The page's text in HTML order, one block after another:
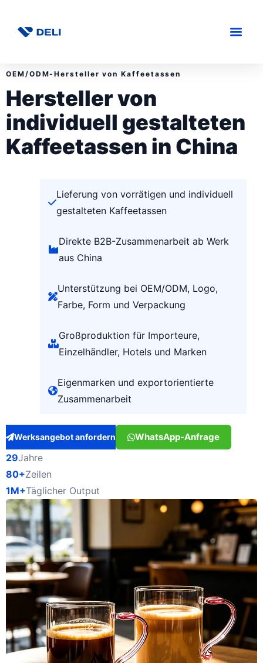
OEM/ODM-Hersteller von Kaffeetassen
Hersteller von
individuell gestalteten
Kaffeetassen in China
Lieferung von vorrätigen und individuell
gestalteten Kaffeetassen
Direkte B2B-Zusammenarbeit ab Werk
aus China
Unterstützung bei OEM/ODM, Logo,
Farbe, Form und Verpackung
Großproduktion für Importeure,
Einzelhändler, Hotels und Marken
Eigenmarken und exportorientierte
Zusammenarbeit
Werksangebot anfordern WhatsApp-Anfrage
29Jahre
80+Zeilen
1M+Täglicher Output